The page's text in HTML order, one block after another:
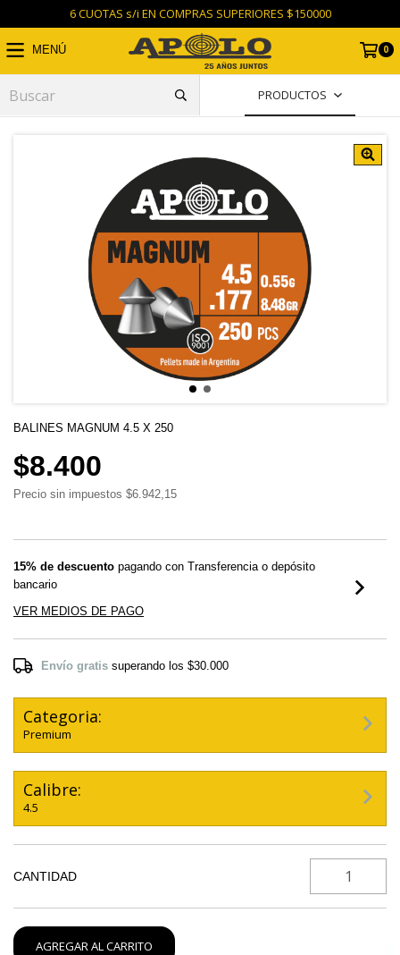
6 CUOTAS s/i EN COMPRAS SUPERIORES $150000
MENÚ 0
PRODUCTOS
BALINES MAGNUM 4.5 X 250
$8.400
Precio sin impuestos $6.942,15
15% de descuento pagando con Transferencia o depósito
bancario
VER MEDIOS DE PAGO
Envío gratis superando los $30.000
Categoria:
Premium
Calibre:
4.5
CANTIDAD